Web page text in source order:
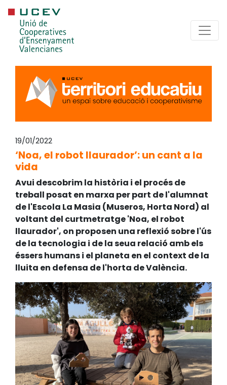
19/01/2022
‘Noa, el robot llaurador’: un cant a la
vida
Avui descobrim la història i el procés de
treball posat en marxa per part de l'alumnat
de l'Escola La Masia (Museros, Horta Nord) al
voltant del curtmetratge 'Noa, el robot
llaurador', on proposen una reflexió sobre l'ús
de la tecnologia i de la seua relació amb els
éssers humans i el planeta en el context de la
lluita en defensa de l'horta de València.